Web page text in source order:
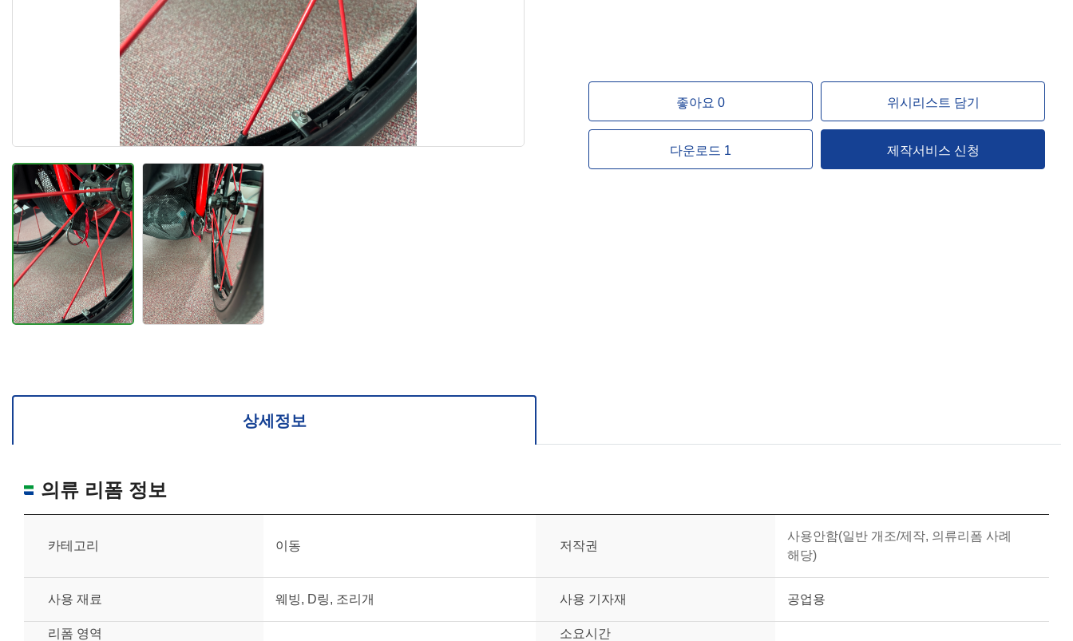
좋아요 0 위시리스트 담기
다운로드 1 제작서비스 신청
상세정보
의류 리폼 정보
카테고리 이동 저작권
사용안함(일반 개조/제작, 의류리폼 사례
해당)
사용 재료 웨빙, D링, 조리개 사용 기자재 공업용
리폼 영역 소요시간